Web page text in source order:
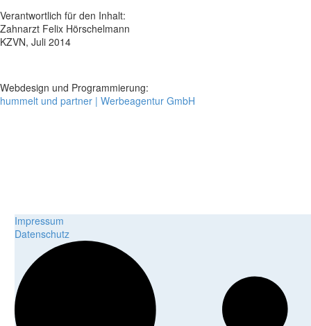
Verantwortlich für den Inhalt:
Zahnarzt Felix Hörschelmann
KZVN, Juli 2014
Webdesign und Programmierung:
hummelt und partner | Werbeagentur GmbH
Impressum
Datenschutz